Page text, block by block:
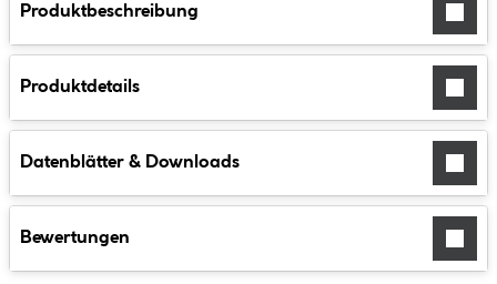
Produktbeschreibung
Produktdetails
Datenblätter & Downloads
Bewertungen